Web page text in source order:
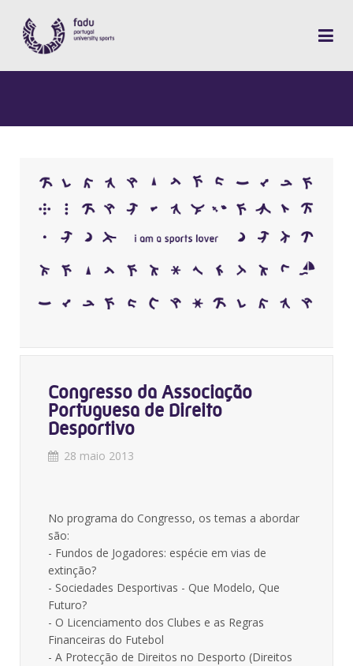
Congresso da Associação
Portuguesa de Direito
Desportivo
28 maio 2013
No programa do Congresso, os temas a abordar
são:
- Fundos de Jogadores: espécie em vias de
extinção?
- Sociedades Desportivas - Que Modelo, Que
Futuro?
- O Licenciamento dos Clubes e as Regras
Financeiras do Futebol
- A Protecção de Direitos no Desporto (Direitos